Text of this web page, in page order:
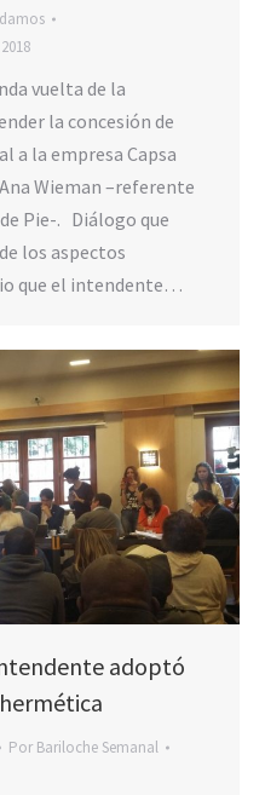
vuelta de la
la concesión de
a la empresa Capsa
Wieman –referente
Pie-. Diálogo que
los aspectos
que el intendente…
adoptó
Por Bariloche Semanal